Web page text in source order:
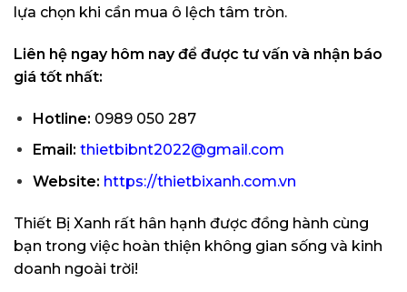
lựa chọn khi cần mua ô lệch tâm tròn.
Liên hệ ngay hôm nay để được tư vấn và nhận báo
giá tốt nhất:
Hotline: 0989 050 287
Email: thietbibnt2022@gmail.com
Website: https://thietbixanh.com.vn
Thiết Bị Xanh rất hân hạnh được đồng hành cùng
bạn trong việc hoàn thiện không gian sống và kinh
doanh ngoài trời!